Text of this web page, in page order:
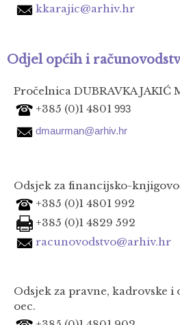
kkarajic@arhiv.hr
Odjel općih i
Pročelnica DUBRAVKA JAKIĆ
+385 (0)1 4801 993
dmaurman@arhiv.hr
Odsjek za financijsko-
+385 (0)1 4801 992
+385 (0)1 4829 592
racunovodstvo@arhiv.hr
Odsjek za pravne, kadrovske i
oec.